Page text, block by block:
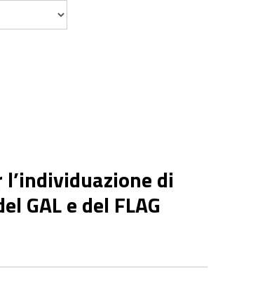
di
GAL e del FLAG